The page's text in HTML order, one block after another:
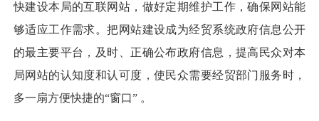
快建设本局的互联网站，做好定期维护工作，确保网站能
够适应工作需求。把网站建设成为经贸系统政府信息公开
的最主要平台，及时、正确公布政府信息，提高民众对本
局网站的认知度和认可度，使民众需要经贸部门服务时，
多一扇方便快捷的“窗口” 。